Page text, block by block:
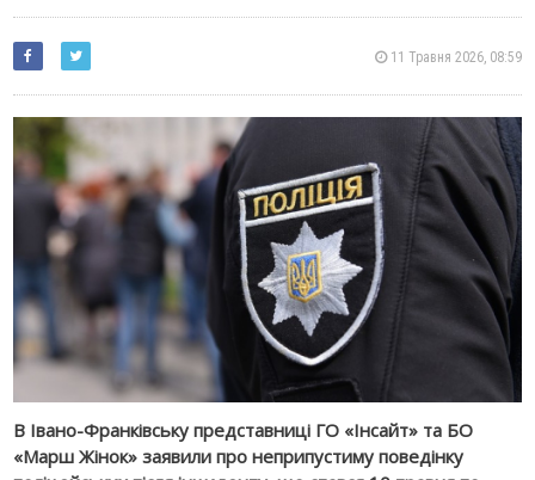
11 Травня 2026, 08:59
В Івано-Франківську представниці ГО «Інсайт» та БО
«Марш Жінок» заявили про неприпустиму поведінку